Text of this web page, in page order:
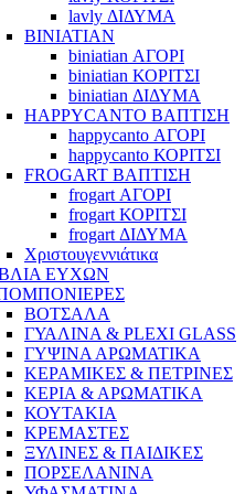
lavly ΔΙΔΥΜΑ
BINIATIAN
biniatian ΑΓΟΡΙ
biniatian ΚΟΡΙΤΣΙ
biniatian ΔΙΔΥΜΑ
HAPPYCANTO ΒΑΠΤΙΣΗ
happycanto ΑΓΟΡΙ
happycanto ΚΟΡΙΤΣΙ
FROGART ΒΑΠΤΙΣΗ
frogart ΑΓΟΡΙ
frogart ΚΟΡΙΤΣΙ
frogart ΔΙΔΥΜΑ
Χριστουγεννιάτικα
ΕΥΧΩΝ
ΒΟΤΣΑΛΑ
ΓΥΑΛΙΝΑ & PLEXI GLASS
ΓΥΨΙΝΑ ΑΡΩΜΑΤΙΚΑ
ΚΕΡΑΜΙΚΕΣ & ΠΕΤΡΙΝΕΣ
ΚΕΡΙΑ & ΑΡΩΜΑΤΙΚΑ
ΚΟΥΤΑΚΙΑ
ΚΡΕΜΑΣΤΕΣ
ΞΥΛΙΝΕΣ & ΠΑΙΔΙΚΕΣ
ΠΟΡΣΕΛΑΝΙΝΑ